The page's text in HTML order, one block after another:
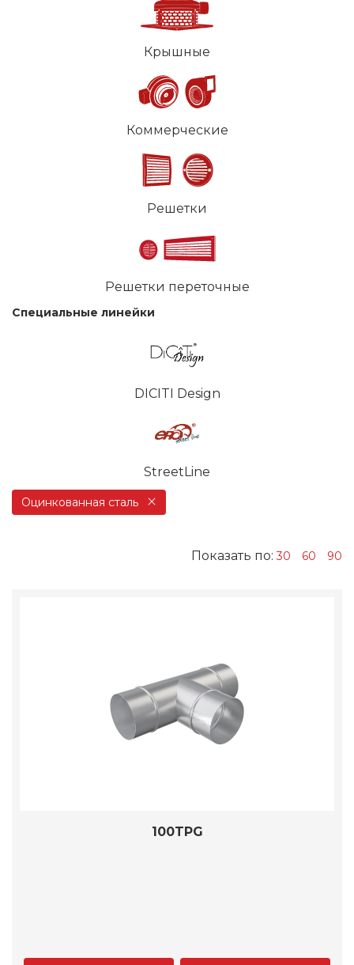
Крышные
Коммерческие
Решетки
Решетки переточные
Специальные линейки
DICITI Design
StreetLine
Оцинкованная сталь
Показать по:30 60 90
100TPG